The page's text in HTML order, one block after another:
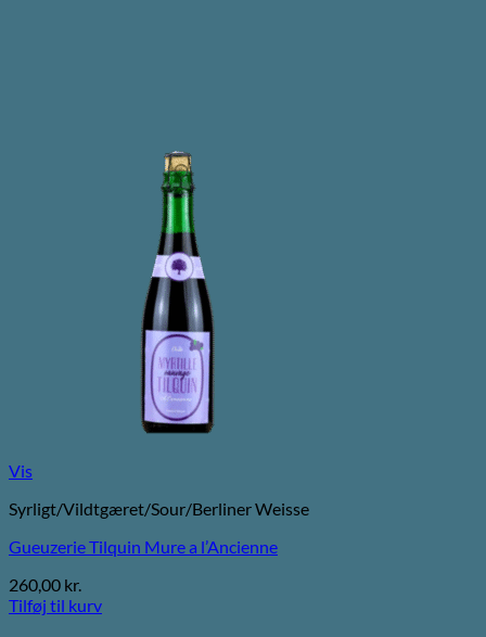
Vis
Syrligt/Vildtgæret/Sour/Berliner Weisse
Gueuzerie Tilquin Mure a l’Ancienne
260,00 kr.
Tilføj til kurv